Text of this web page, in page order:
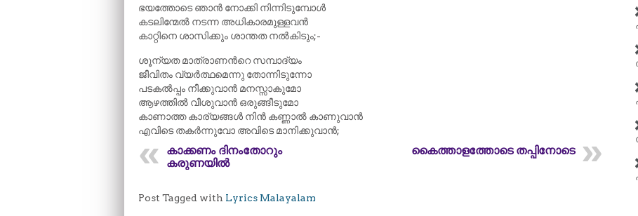
ഭയത്തോടെ ഞാൻ നോക്കി നിന്നിടുമ്പോൾ
കടലിന്മേൽ നടന്ന അധികാരമുള്ളവൻ
കാറ്റിനെ ശാസിക്കും ശാന്തത നൽകിടും;-
ശൂന്യത മാത്രാണന്‍റെ സമ്പാദ്യം
ജീവിതം വ്യർത്ഥമെന്നു തോന്നിടുന്നോ
പടകൽപ്പം നീക്കുവാൻ മനസ്സാകുമോ
ആഴത്തിൽ വീശുവാൻ ഒരുങ്ങീടുമോ
കാണാത്ത കാര്യങ്ങൾ നിൻ കണ്ണാൽ കാണുവാൻ
എവിടെ തകർന്നുവോ അവിടെ മാനിക്കുവാൻ;
കാക്കണം ദിനംതോറും
കരുണയിൽ
കൈത്താളത്തോടെ തപ്പിനോടെ
Post Tagged with Lyrics Malayalam